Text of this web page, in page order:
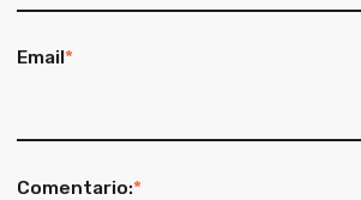
Email*
Comentario:*